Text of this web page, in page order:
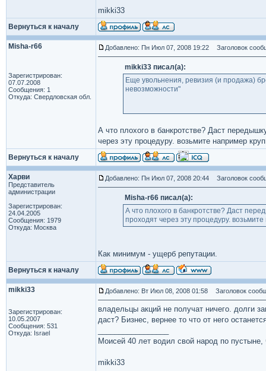
mikki33
Вернуться к началу
Misha-r66
Зарегистрирован:
07.07.2008
Сообщения: 1
Откуда: Свердловская обл.
Добавлено: Пн Июл 07, 2008 19:22 Заголовок
mikki33 писал(а):
Еще увольнения, ревизия (и продажа)
невозможности"
А что плохого в банкротстве? Даст
через эту процедуру. возьмите например
Вернуться к началу
Харви
Представитель
администрации
Зарегистрирован:
24.04.2005
Сообщения: 1979
Откуда: Москва
Добавлено: Пн Июл 07, 2008 20:44 Заголовок
Misha-r66 писал(а):
А что плохого в банкротстве? Даст
проходят через эту процедуру.
Как минимум - ущерб репутации.
Вернуться к началу
mikki33
Зарегистрирован:
10.05.2007
Сообщения: 531
Откуда: Israel
Добавлено: Вт Июл 08, 2008 01:58 Заголовок
владельцы акций не получат ничего. долги
даст? Бизнес, вернее то что от него
Моисей 40 лет водил свой народ по
mikki33